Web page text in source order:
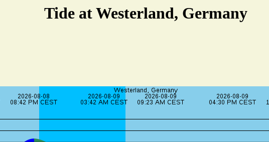
Tide at Westerland, Germany